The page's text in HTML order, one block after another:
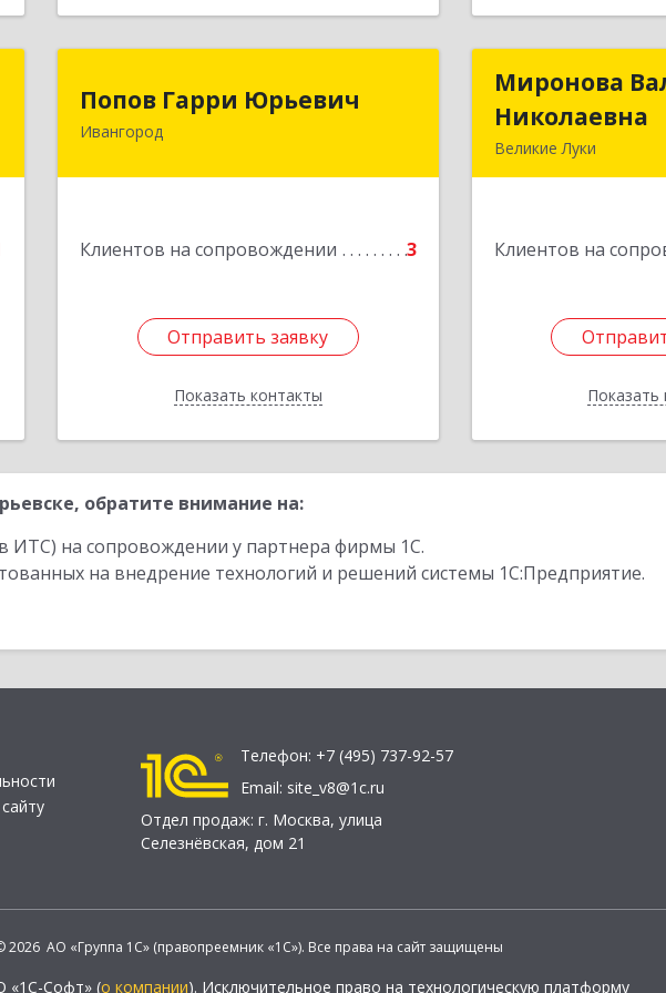
Попов Гарри Юрьевич
Ивангород
Клиентов на сопровождении 3
Отправить заявку
Показать контакты
Отправить заявку
Назад
Миронова
Николаевна
Великие Луки
Клиентов на
Показать
обратите внимание на:
ИТС) на сопровождении у партнера фирмы 1С.
на внедрение технологий и решений системы 1С:Предприятие.
Телефон: +7 (495) 737-92-57
Email: site_v8@1c.ru
Отдел продаж: г. Москва, улица
Селезнёвская, дом 21
2026 АО «Группа 1С» (правопреемник «1С»). Все права на сайт защищены
«1С-Софт» (о компании). Исключительное право на технологическую платформу